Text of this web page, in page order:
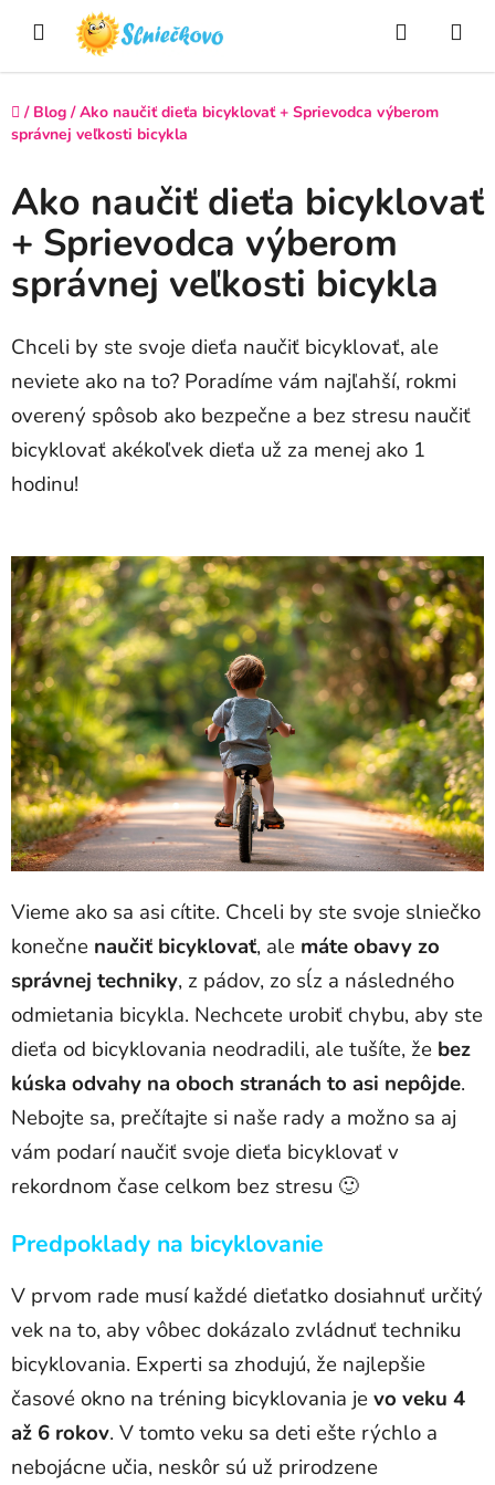
Hľadať
Domov
/ Blog / Ako naučiť dieťa bicyklovať + Sprievodca výberom
správnej veľkosti bicykla
Ako naučiť dieťa bicyklovať
+ Sprievodca výberom
správnej veľkosti bicykla
Chceli by ste svoje dieťa naučiť bicyklovať, ale
neviete ako na to? Poradíme vám najľahší, rokmi
overený spôsob ako bezpečne a bez stresu naučiť
bicyklovať akékoľvek dieťa už za menej ako 1
hodinu!
Vieme ako sa asi cítite. Chceli by ste svoje slniečko
konečne naučiť bicyklovať, ale máte obavy zo
správnej techniky, z pádov, zo sĺz a následného
odmietania bicykla. Nechcete urobiť chybu, aby ste
dieťa od bicyklovania neodradili, ale tušíte, že bez
kúska odvahy na oboch stranách to asi nepôjde.
Nebojte sa, prečítajte si naše rady a možno sa aj
vám podarí naučiť svoje dieťa bicyklovať v
rekordnom čase celkom bez stresu 🙂
Predpoklady na bicyklovanie
V prvom rade musí každé dieťatko dosiahnuť určitý
vek na to, aby vôbec dokázalo zvládnuť techniku
bicyklovania. Experti sa zhodujú, že najlepšie
časové okno na tréning bicyklovania je vo veku 4
až 6 rokov. V tomto veku sa deti ešte rýchlo a
nebojácne učia, neskôr sú už prirodzene